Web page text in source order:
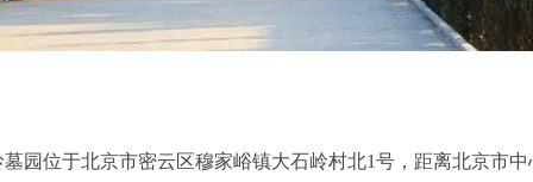
位于北京市密云区穆家峪镇大石岭村北1号，距离北京市中